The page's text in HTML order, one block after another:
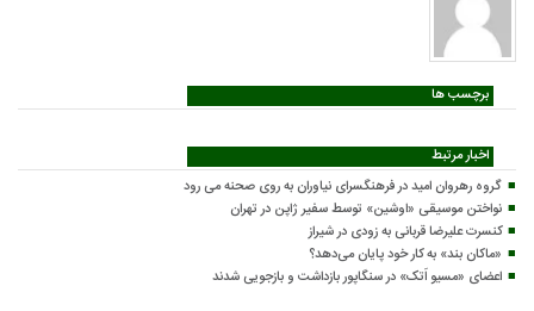
برچسب ها
اخبار مرتبط
گروه رهروان امید در فرهنگسرای نیاوران به روی صحنه می رود
نواختن موسیقی «اوشین» توسط سفیر ژاپن در تهران
کنسرت علیرضا قربانی به زودی در شیراز
«ماکان بند» به کار خود پایان می‌دهد؟
اعضای «مسیو اَتک» در سنگاپور بازداشت و بازجویی شدند